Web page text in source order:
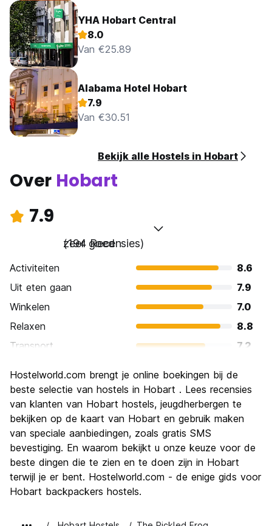
YHA Hobart Central
8.0
Van €25.89
Alabama Hotel Hobart
7.9
Van €30.51
Bekijk alle Hostels in Hobart
Over Hobart
7.9
zeer goed
(194 Recensies)
Activiteiten
8.6
Uit eten gaan
7.9
Winkelen
7.0
Relaxen
8.8
Transport
7.2
Cultuur
8.4
Uitgaan
6.7
Waarde voor uw geld
7.8
Hostelworld.com brengt je online boekingen bij de
beste selectie van hostels in Hobart . Lees recensies
van klanten van Hobart hostels, jeugdherbergen te
bekijken op de kaart van Hobart en gebruik maken
van speciale aanbiedingen, zoals gratis SMS
bevestiging. En waarom bekijkt u onze keuze voor de
beste dingen die te zien en te doen zijn in Hobart
terwijl je er bent. Hostelworld.com - de enige gids voor
Hobart backpackers hostels.